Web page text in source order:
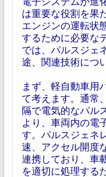
は重要な役割を果
エンジンの運転状
するために必要な
では、パルスジェ
途、関連技術につ
まず、軽自動車用
て考えます。通常
隔で電気的なパル
より、車両内の電
す。パルスジェネ
速、アクセル開度
連携しており、車
を適切に処理する